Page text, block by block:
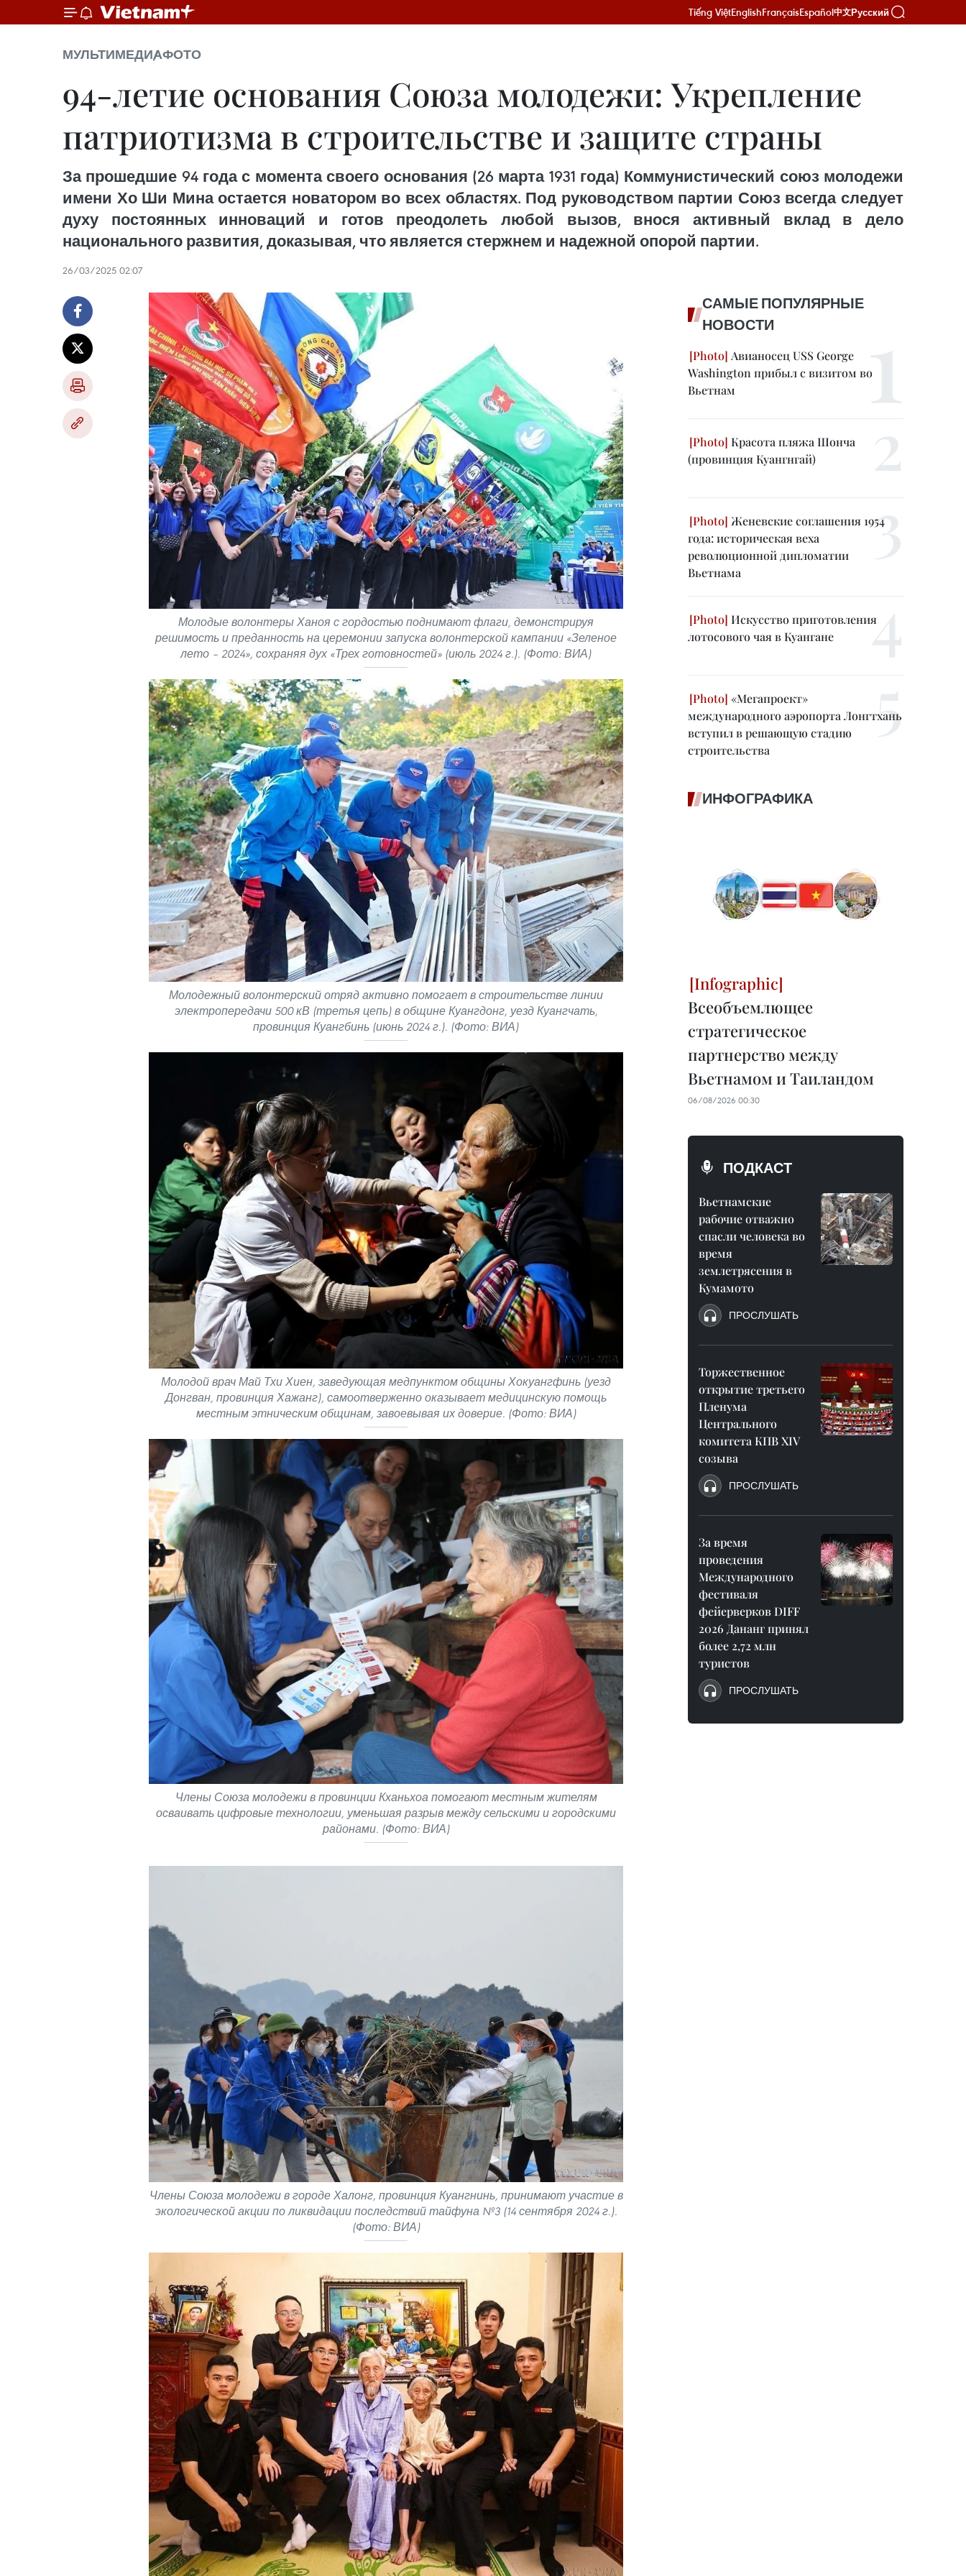
Tiếng ViệtEnglishFrançaisEspañol中文Русский
МУЛЬТИМЕДИАФОТО
94-летие основания Союза молодежи: Укрепление
патриотизма в строительстве и защите страны
За прошедшие 94 года с момента своего основания (26 марта 1931 года) Коммунистический союз молодежи
имени Хо Ши Мина остается новатором во всех областях. Под руководством партии Союз всегда следует
духу постоянных инноваций и готов преодолеть любой вызов, внося активный вклад в дело
национального развития, доказывая, что является стержнем и надежной опорой партии.
26/03/2025 02:07
Молодые волонтеры Ханоя с гордостью поднимают флаги, демонстрируя
решимость и преданность на церемонии запуска волонтерской кампании «Зеленое
лето – 2024», сохраняя дух «Трех готовностей» (июль 2024 г.). (Фото: ВИА)
Молодежный волонтерский отряд активно помогает в строительстве линии
электропередачи 500 кВ (третья цепь) в общине Куангдонг, уезд Куангчать,
провинция Куангбинь (июнь 2024 г.). (Фото: ВИА)
Молодой врач Май Тхи Хиен, заведующая медпунктом общины Хокуангфинь (уезд
Донгван, провинция Хажанг), самоотверженно оказывает медицинскую помощь
местным этническим общинам, завоевывая их доверие. (Фото: ВИА)
Члены Союза молодежи в провинции Кханьхоа помогают местным жителям
осваивать цифровые технологии, уменьшая разрыв между сельскими и городскими
районами. (Фото: ВИА)
Члены Союза молодежи в городе Халонг, провинция Куангнинь, принимают участие в
экологической акции по ликвидации последствий тайфуна №3 (14 сентября 2024 г.).
(Фото: ВИА)
САМЫЕ ПОПУЛЯРНЫЕ
НОВОСТИ
Авианосец USS George
Washington прибыл с визитом во
Вьетнам
Красота пляжа Шонча
(провинция Куангнгай)
Женевские соглашения 1954
года: историческая веха
революционной дипломатии
Вьетнама
Искусство приготовления
лотосового чая в Куангане
«Мегапроект»
международного аэропорта Лонгтхань
вступил в решающую стадию
строительства
ИНФОГРАФИКА
Всеобъемлющее
стратегическое
партнерство между
Вьетнамом и Таиландом
06/08/2026 00:30
ПОДКАСТ
Вьетнамские
рабочие отважно
спасли человека во
время
землетрясения в
Кумамото
ПРОСЛУШАТЬ
Торжественное
открытие третьего
Пленума
Центрального
комитета КПВ XIV
созыва
ПРОСЛУШАТЬ
За время
проведения
Международного
фестиваля
фейерверков DIFF
2026 Дананг принял
более 2,72 млн
туристов
ПРОСЛУШАТЬ